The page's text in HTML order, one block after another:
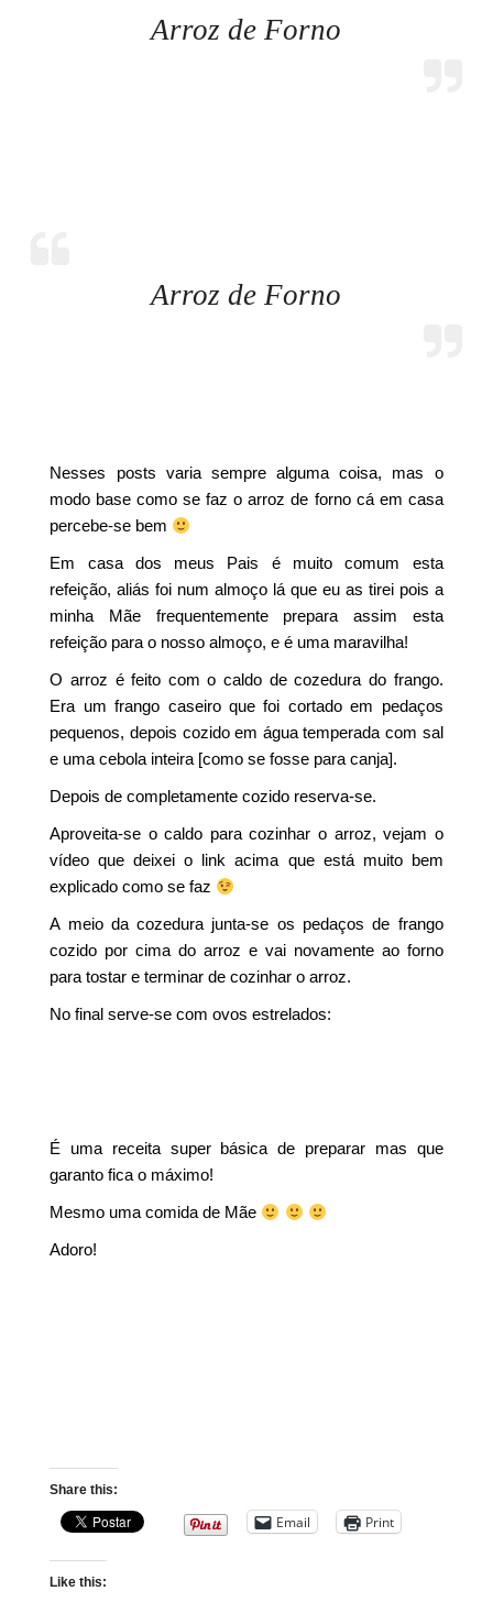
Arroz de Forno
Arroz de Forno
Nesses posts varia sempre alguma coisa, mas o
modo base como se faz o arroz de forno cá em casa
percebe-se bem
Em casa dos meus Pais é muito comum esta
refeição, aliás foi num almoço lá que eu as tirei pois a
minha Mãe frequentemente prepara assim esta
refeição para o nosso almoço, e é uma maravilha!
O arroz é feito com o caldo de cozedura do frango.
Era um frango caseiro que foi cortado em pedaços
pequenos, depois cozido em água temperada com sal
e uma cebola inteira [como se fosse para canja].
Depois de completamente cozido reserva-se.
Aproveita-se o caldo para cozinhar o arroz, vejam o
vídeo que deixei o link acima que está muito bem
explicado como se faz
A meio da cozedura junta-se os pedaços de frango
cozido por cima do arroz e vai novamente ao forno
para tostar e terminar de cozinhar o arroz.
No final serve-se com ovos estrelados:
É uma receita super básica de preparar mas que
garanto fica o máximo!
Mesmo uma comida de Mãe
Adoro!
Share this:
Email Print
Like this: